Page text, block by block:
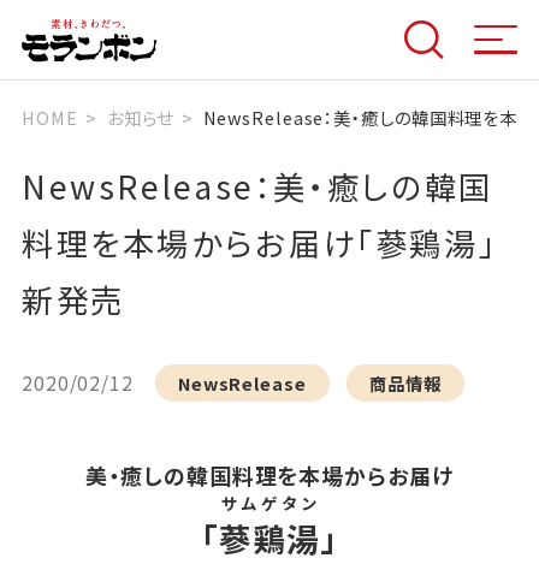
HOME お知らせ NewsRelease：美・癒しの韓国料理を本場
NewsRelease：美・癒しの韓国
料理を本場からお届け「蔘鶏湯」
新発売
2020/02/12 NewsRelease 商品情報
美・癒しの韓国料理を本場からお届け
「蔘鶏湯
サムゲタン
」